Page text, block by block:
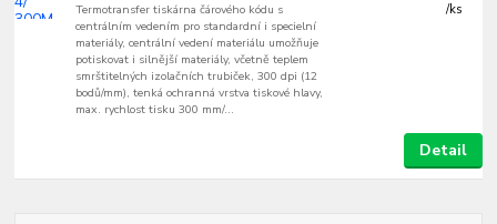
Termotransfer tiskárna čárového kódu s
centrálním vedením pro standardní i specielní
materiály, centrální vedení materiálu umožňuje
potiskovat i silnější materiály, včetně teplem
smrštitelných izolačních trubiček, 300 dpi (12
bodů/mm), tenká ochranná vrstva tiskové hlavy,
max. rychlost tisku 300 mm/...
/ks
Detail